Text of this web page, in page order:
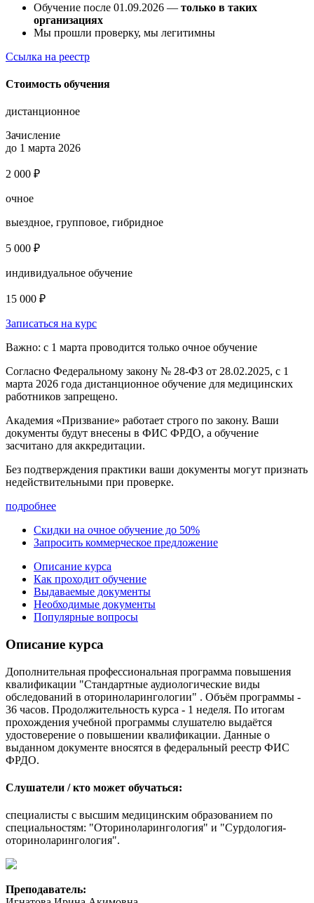
Обучение после 01.09.2026 — только в таких
организациях
Мы прошли проверку, мы легитимны
Ссылка на реестр
Стоимость обучения
дистанционное
Зачисление
до 1 марта 2026
2 000 ₽
очное
выездное, групповое, гибридное
5 000 ₽
индивидуальное обучение
15 000 ₽
Записаться на курс
Важно: с 1 марта проводится только очное обучение
Согласно Федеральному закону № 28-ФЗ от 28.02.2025, с 1
марта 2026 года дистанционное обучение для медицинских
работников запрещено.
Академия «Призвание» работает строго по закону. Ваши
документы будут внесены в ФИС ФРДО, а обучение
засчитано для аккредитации.
Без подтверждения практики ваши документы могут признать
недействительными при проверке.
подробнее
Скидки на очное обучение до 50%
Запросить коммерческое предложение
Описание курса
Как проходит обучение
Выдаваемые документы
Необходимые документы
Популярные вопросы
Описание курса
Дополнительная профессиональная программа повышения
квалификации "Стандартные аудиологические виды
обследований в оториноларингологии" . Объём программы -
36 часов. Продолжительность курса - 1 неделя. По итогам
прохождения учебной программы слушателю выдаётся
удостоверение о повышении квалификации. Данные о
выданном документе вносятся в федеральный реестр ФИС
ФРДО.
Слушатели / кто может обучаться:
специалисты с высшим медицинским образованием по
специальностям: "Оториноларингология" и "Сурдология-
оториноларингология".
Преподаватель: